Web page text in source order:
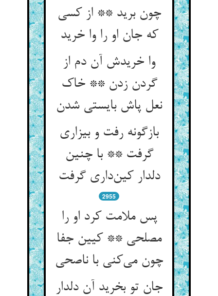
چون برید ** از کسی
که جان او را وا خرید
وا خریدش آن دم از
گردن زدن ** خاک
نعل پاش بایستی شدن
بازگونه رفت و بیزاری
گرفت ** با چنین
دلدار کین‌داری گرفت
2955
پس ملامت کرد او را
مصلحی ** کیین جفا
چون می‌کنی با ناصحی
جان تو بخرید آن دلدار